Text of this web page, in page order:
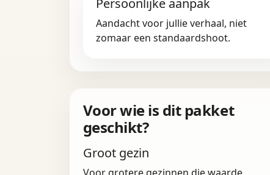
Persoonlijke aanpak
Aandacht voor jullie verhaal, niet
zomaar een standaardshoot.
Voor wie is dit pakket
geschikt?
Groot gezin